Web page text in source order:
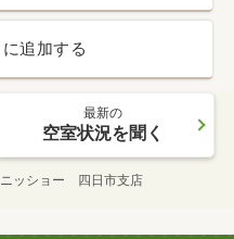
追加する
最新の
空室状況を聞く
ッショー 四日市支店